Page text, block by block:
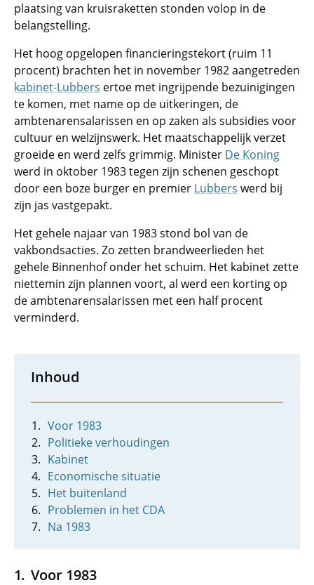
plaatsing van kruisraketten stonden volop in de
belangstelling.
Het hoog opgelopen financieringstekort (ruim 11
procent) brachten het in november 1982 aangetreden
kabinet-Lubbers ertoe met ingrijpende bezuinigingen
te komen, met name op de uitkeringen, de
ambtenarensalarissen en op zaken als subsidies voor
cultuur en welzijnswerk. Het maatschappelijk verzet
groeide en werd zelfs grimmig. Minister De Koning
werd in oktober 1983 tegen zijn schenen geschopt
door een boze burger en premier Lubbers werd bij
zijn jas vastgepakt.
Het gehele najaar van 1983 stond bol van de
vakbondsacties. Zo zetten brandweerlieden het
gehele Binnenhof onder het schuim. Het kabinet zette
niettemin zijn plannen voort, al werd een korting op
de ambtenarensalarissen met een half procent
verminderd.
Inhoud
Voor 1983
Politieke verhoudingen
Kabinet
Economische situatie
Het buitenland
Problemen in het CDA
Na 1983
Voor 1983